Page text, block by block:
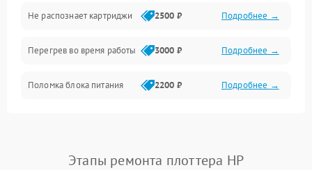
Программное обеспечение
Корпус/Герметичность
Интерфейсы
Не распознает картриджи 2500 ₽ Подробнее →
Перегрев во время работы 3000 ₽ Подробнее →
Поломка блока питания 2200 ₽ Подробнее →
Этапы ремонта плоттера HP